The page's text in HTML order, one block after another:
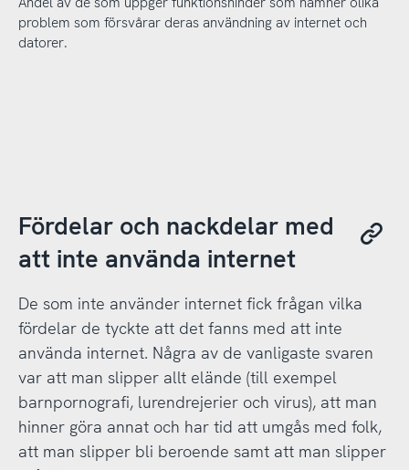
problem som försvårar deras användning av internet och
datorer.
Fördelar och nackdelar med
att inte använda internet
De som inte använder internet fick frågan vilka
fördelar de tyckte att det fanns med att inte
använda internet. Några av de vanligaste svaren
var att man slipper allt elände (till exempel
barnpornografi, lurendrejerier och virus), att man
hinner göra annat och har tid att umgås med folk,
att man slipper bli beroende samt att man slipper